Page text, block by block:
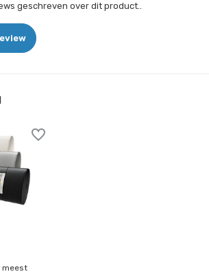
geschreven over dit product..
meest